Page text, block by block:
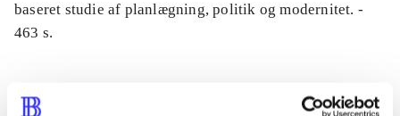
baseret studie af planlægning, politik og modernitet. -
463 s.